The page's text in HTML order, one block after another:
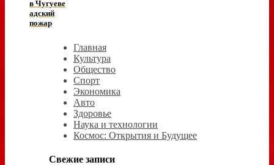
в Чугуеве
адский
пожар
Главная
Культура
Общество
Спорт
Экономика
Авто
Здоровье
Наука и технологии
Космос: Открытия и Будущее
Свежие записи